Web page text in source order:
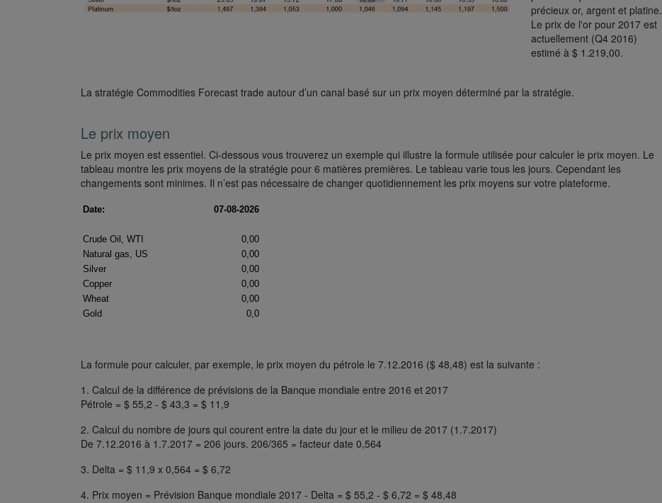
précieux or, argent et platine.
Le prix de l'or pour 2017 est
actuellement (Q4 2016)
estimé à $ 1.219,00.
La stratégie Commodities Forecast trade autour d’un canal basé sur un prix moyen déterminé par la stratégie.
Le prix moyen
Le prix moyen est essentiel. Ci-dessous vous trouverez un exemple qui illustre la formule utilisée pour calculer le prix moyen. Le
tableau montre les prix moyens de la stratégie pour 6 matières premières. Le tableau varie tous les jours. Cependant les
changements sont minimes. Il n’est pas nécessaire de changer quotidiennement les prix moyens sur votre plateforme.
La formule pour calculer, par exemple, le prix moyen du pétrole le 7.12.2016 ($ 48,48) est la suivante :
1. Calcul de la différence de prévisions de la Banque mondiale entre 2016 et 2017
Pétrole = $ 55,2 - $ 43,3 = $ 11,9
2. Calcul du nombre de jours qui courent entre la date du jour et le milieu de 2017 (1.7.2017)
De 7.12.2016 à 1.7.2017 = 206 jours. 206/365 = facteur date 0,564
3. Delta = $ 11,9 x 0,564 = $ 6,72
4. Prix moyen = Prévision Banque mondiale 2017 - Delta = $ 55,2 - $ 6,72 = $ 48,48